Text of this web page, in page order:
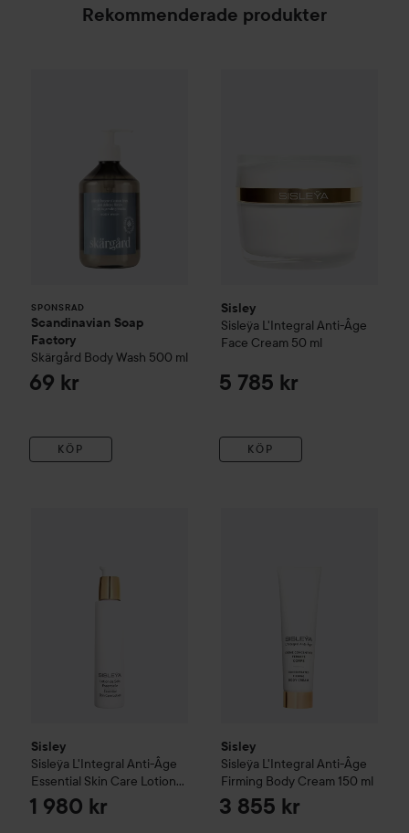
Rekommenderade produkter
SPONSRAD
Scandinavian Soap
Factory
Skärgård Body Wash 500 ml
69 kr
KÖP
Sisley
Sisleÿa L'Integral Anti-Âge
Face Cream 50 ml
5 785 kr
KÖP
Sisley
Sisleÿa L'Integral Anti-Âge
Essential Skin Care Lotion
150 ml
1 980 kr
Sisley
Sisleÿa L'Integral Anti-Âge
Firming Body Cream 150 ml
3 855 kr